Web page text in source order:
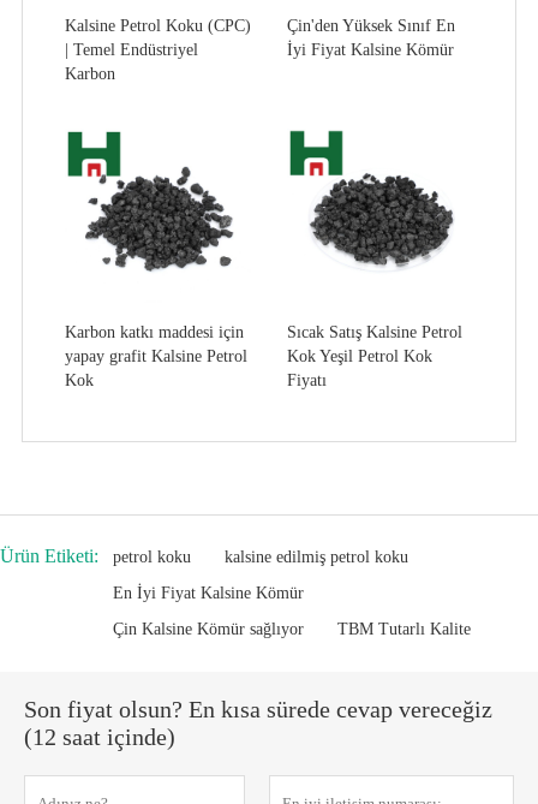
Kalsine Petrol Koku (CPC)
| Temel Endüstriyel
Karbon
Çin'den Yüksek Sınıf En
İyi Fiyat Kalsine Kömür
Karbon katkı maddesi için
yapay grafit Kalsine Petrol
Kok
Sıcak Satış Kalsine Petrol
Kok Yeşil Petrol Kok
Fiyatı
Ürün Etiketi: petrol koku
kalsine edilmiş petrol koku
En İyi Fiyat Kalsine Kömür
Çin Kalsine Kömür sağlıyor
TBM Tutarlı Kalite
Son fiyat olsun? En kısa sürede cevap vereceğiz
(12 saat içinde)